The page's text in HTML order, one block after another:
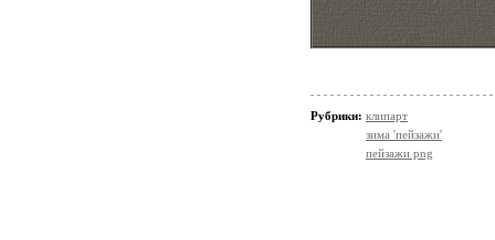
Рубрики: клипарт
зима 'пейзажи'
пейзажи png